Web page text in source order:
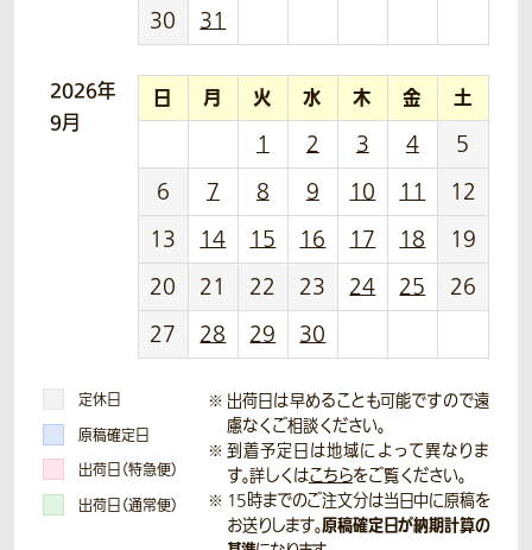
30
31
2026年
9月
日 月 火 水 木 金 土
1 2 3 4
5
6
7 8 9 10 11
12
13
14 15 16 17 18
19
20
21 22 23 24 25
26
27
28 29 30
定休日
原稿確定日
出荷日（特急便）
出荷日（通常便）
出荷日は早めることも可能ですので遠
慮なくご相談ください。
到着予定日は地域によって異なりま
す。詳しくはこちらをご覧ください。
15時までのご注文分は当日中に原稿を
お送りします。原稿確定日が納期計算の